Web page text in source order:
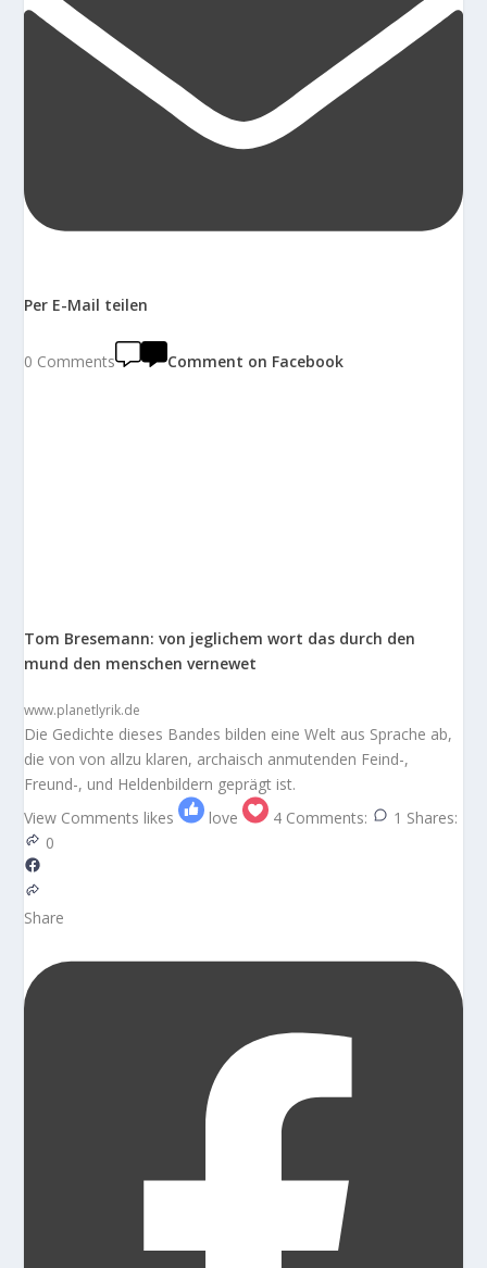
Per E-Mail teilen
0 Comments Comment on Facebook
Tom Bresemann: von jeglichem wort das durch den
mund den menschen vernewet
www.planetlyrik.de
Die Gedichte dieses Bandes bilden eine Welt aus Sprache ab,
die von von allzu klaren, archaisch anmutenden Feind-,
Freund-, und Heldenbildern geprägt ist.
View Comments likes love 4 Comments: 1 Shares:
0
Share